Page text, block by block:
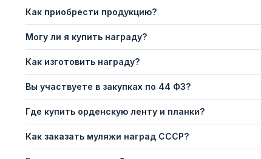
Как приобрести продукцию?
Могу ли я купить награду?
Как изготовить награду?
Вы участвуете в закупках по 44 ФЗ?
Где купить орденскую ленту и планки?
Как заказать муляжи наград СССР?